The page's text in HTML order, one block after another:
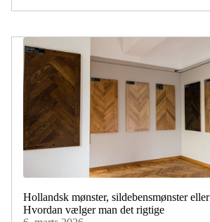
Hollandsk mønster, sildebensmønster
Hvordan vælger man det rigtige